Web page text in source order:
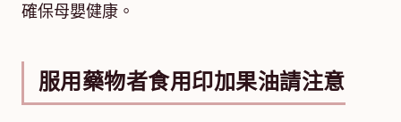
確保母嬰健康。
服用藥物者食用印加果油請注意